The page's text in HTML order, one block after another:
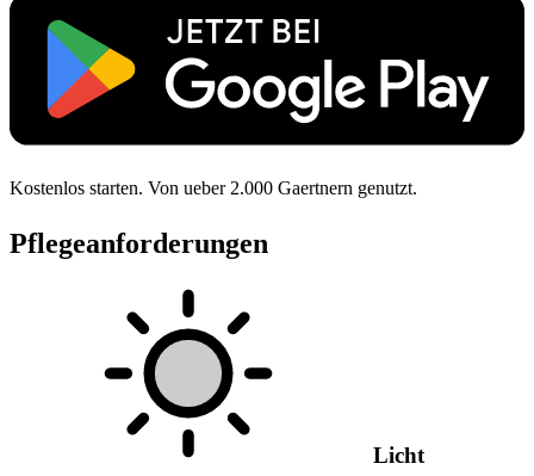
Kostenlos starten. Von ueber 2.000 Gaertnern genutzt.
Pflegeanforderungen
Licht